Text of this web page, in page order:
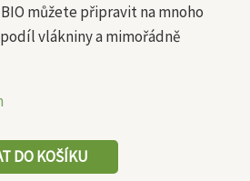
můžete připravit na mnoho
vlákniny a mimořádně
DO KOŠÍKU